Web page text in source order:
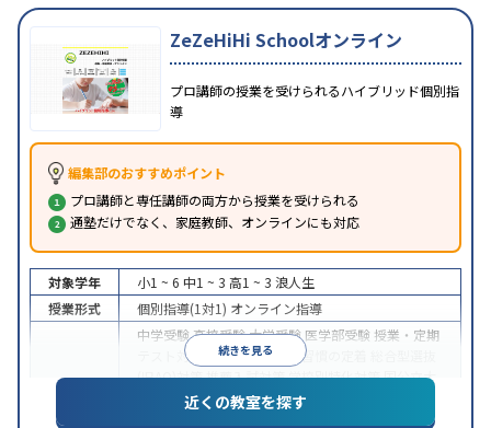
ZeZeHiHi Schoolオンライン
プロ講師の授業を受けられるハイブリッド個別指
導
編集部のおすすめポイント
プロ講師と専任講師の両方から授業を受けられる
通塾だけでなく、家庭教師、オンラインにも対応
続きを見る
対象学年 小1 ~ 6 中1 ~ 3 高1 ~ 3 浪人生
授業形式
個別指導(1対1) オンライン指導
中学受験高校受験大学受験 医学部受験 授業・定期
テスト対策
内申点対策 学習習慣の定着
(旧AO)対策推薦入試対策学校別特化対策国公立大
私大対策共通テスト対策
英語・英会話特化
近くの教室を探す